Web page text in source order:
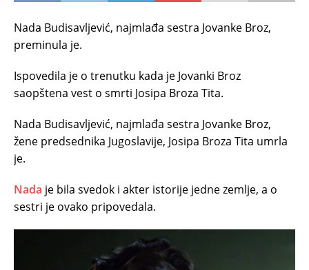
Nada Budisavljević, najmlađa sestra Jovanke Broz,
preminula je.
Ispovedila je o trenutku kada je Jovanki Broz
saopštena vest o smrti Josipa Broza Tita.
Nada Budisavljević, najmlađa sestra Jovanke Broz,
žene predsednika Jugoslavije, Josipa Broza Tita umrla
je.
Nada je bila svedok i akter istorije jedne zemlje, a o
sestri je ovako pripovedala.